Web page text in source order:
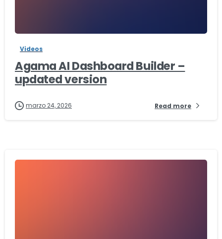
Videos
Agama AI Dashboard Builder –
updated version
marzo 24, 2026 Read more